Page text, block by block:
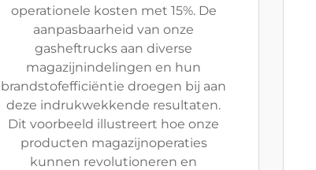
operationele kosten met 15%. De
aanpasbaarheid van onze
gasheftrucks aan diverse
magazijnindelingen en hun
brandstofefficiëntie droegen bij aan
deze indrukwekkende resultaten.
Dit voorbeeld illustreert hoe onze
producten magazijnoperaties
kunnen revolutioneren en